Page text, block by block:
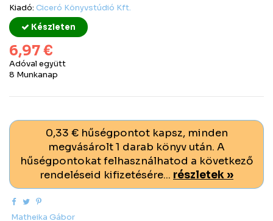
Kiadó: Ciceró Könyvstúdió Kft.
Készleten
6,97 €
Adóval együtt
8 Munkanap
0,33 € hűségpontot kapsz, minden
megvásárolt 1 darab könyv után. A
hűségpontokat felhasználhatod a következő
rendeléseid kifizetésére... részletek »
Matheika Gábor